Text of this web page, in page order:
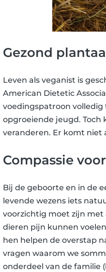
Gezond
Leven als veganist is
American Dietetic
voedingspatroon volledig
opgroeiende jeugd.
veranderen. Er komt niet
Compassie
Bij de geboorte en in de
levende wezens iets
voorzichtig moet zijn met
dieren pijn kunnen
hen helpen de overstap
vragen waarom we
onderdeel van de familie